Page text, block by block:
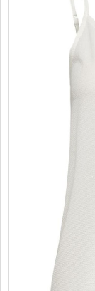
COLECTIA NOUA